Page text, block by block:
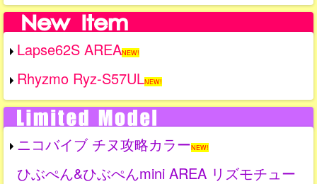
Lapse62S AREANEW!
Rhyzmo Ryz-S57ULNEW!
ニコバイブ チヌ攻略カラーNEW!
ひぶぺん&ひぶぺんmini AREA リズモチュー